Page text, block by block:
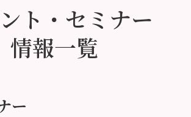
ト・セミナー
情報一覧
ー